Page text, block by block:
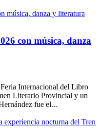
con música, danza
Internacional del Libro
Literario Provincial y un
fue el...